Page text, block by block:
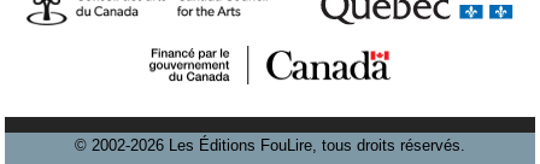
© 2002-2026 Les Éditions FouLire, tous droits réservés.